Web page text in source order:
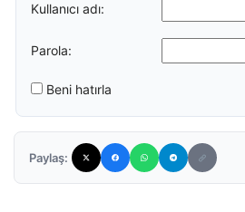
Kullanıcı adı:
Parola:
Beni hatırla
Paylaş: